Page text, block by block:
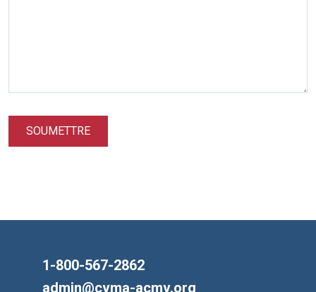
SOUMETTRE
1-800-567-2862
admin@cvma-acmv.org